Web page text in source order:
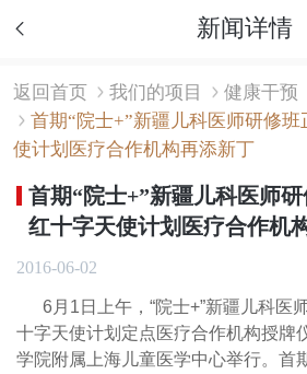
新闻详情
返回首页 我们的项目 健康干预
首期“院士+”新疆儿科医师研修
使计划医疗合作机构再添新丁
首期“院士+”新疆儿科医师
红十字天使计划医疗合作机
2016-06-02
6月1日上午，“院士+”新疆儿科医
十字天使计划定点医疗合作机构授牌
学院附属上海儿童医学中心举行。首